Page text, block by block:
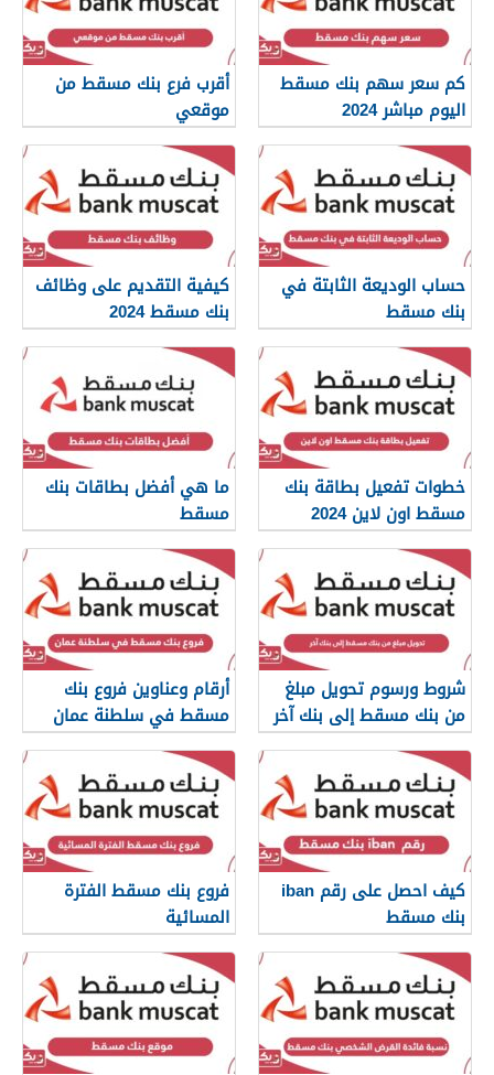
كم سعر سهم بنك مسقط
اليوم مباشر 2024
أقرب فرع بنك مسقط من
موقعي
حساب الوديعة الثابتة في
بنك مسقط
كيفية التقديم على وظائف
بنك مسقط 2024
خطوات تفعيل بطاقة بنك
مسقط اون لاين 2024
ما هي أفضل بطاقات بنك
مسقط
شروط ورسوم تحويل مبلغ
من بنك مسقط إلى بنك آخر
أرقام وعناوين فروع بنك
مسقط في سلطنة عمان
كيف احصل على رقم iban
بنك مسقط
فروع بنك مسقط الفترة
المسائية